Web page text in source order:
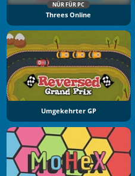
NÜR FÜR PC
Threes Online
Umgekehrter GP